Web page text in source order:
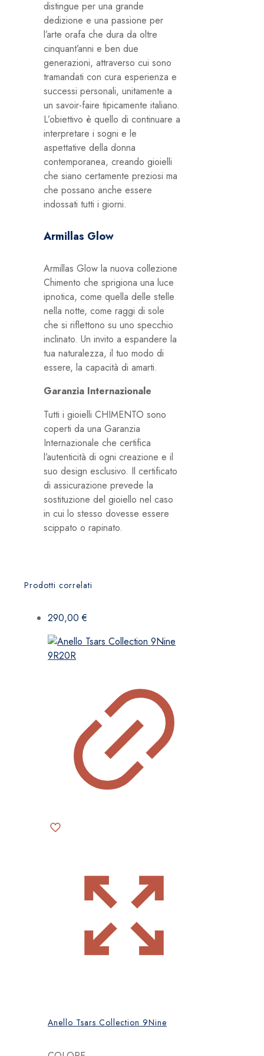
distingue per una grande
dedizione e una passione per
l’arte orafa che dura da oltre
cinquant’anni e ben due
generazioni, attraverso cui sono
tramandati con cura esperienza e
successi personali, unitamente a
un savoir-faire tipicamente italiano.
L’obiettivo è quello di continuare a
interpretare i sogni e le
aspettative della donna
contemporanea, creando gioielli
che siano certamente preziosi ma
che possano anche essere
indossati tutti i giorni.
Armillas Glow
Armillas Glow la nuova collezione
Chimento che sprigiona una luce
ipnotica, come quella delle stelle
nella notte, come raggi di sole
che si riflettono su uno specchio
inclinato. Un invito a espandere la
tua naturalezza, il tuo modo di
essere, la capacità di amarti.
Garanzia Internazionale
Tutti i gioielli CHIMENTO sono
coperti da una Garanzia
Internazionale che certifica
l’autenticità di ogni creazione e il
suo design esclusivo. Il certificato
di assicurazione prevede la
sostituzione del gioiello nel caso
in cui lo stesso dovesse essere
scippato o rapinato.
Prodotti correlati
290,00€
Anello Tsars Collection 9Nine